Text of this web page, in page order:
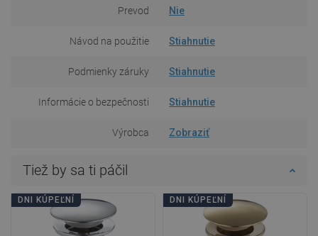
Prevod Nie
Návod na použitie Stiahnutie
Podmienky záruky Stiahnutie
Informácie o bezpečnosti Stiahnutie
Výrobca Zobraziť
Tiež by sa ti páčil
DNI KÚPEĽNÍ DNI KÚPEĽNÍ